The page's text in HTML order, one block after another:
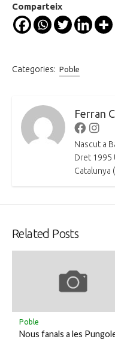
Comparteix
Categories: Poble
Ferran
Facebook
Nascut a
Dret 1995
Catalunya
Related Posts
Poble
Nous fanals a les